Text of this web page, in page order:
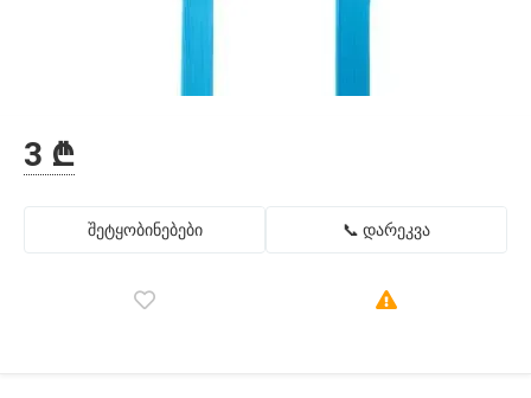
3 ₾
შეტყობინებები 📞 დარეკვა